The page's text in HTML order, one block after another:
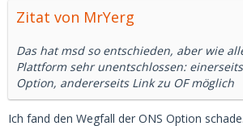
Zitat von MrYerg
Das hat msd so entschieden, aber wie
Plattform sehr unentschlossen:
Option, andererseits Link zu OF möglich
Ich fand den Wegfall der ONS Option schade.